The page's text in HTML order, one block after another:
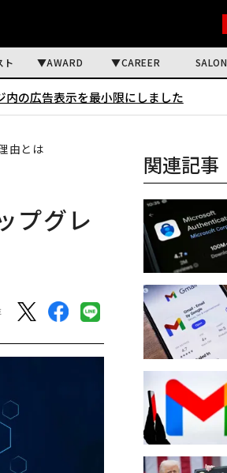
ト AWARD CAREER SALON
内の広告表示を最小限にしました
由とは
プグレ
関連記事